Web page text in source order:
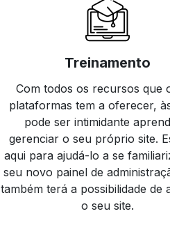
Treinamento
Com todos os recursos que
plataformas tem a oferecer,
pode ser intimidante
gerenciar o seu próprio site.
aqui para ajudá-lo a se
seu novo painel de
também terá a possibilidade de
o seu site.